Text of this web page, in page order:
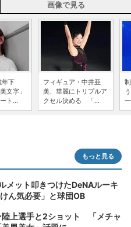
画像で見る
年下
文字」
ト...
フィギュア・中井亜
美、華麗にトリプルア
クセル決める 「...
もっと見る
メット叩きつけたDeNAルーキ
ん気必要」と球団OB
陸上選手と2ショット 「メチャ